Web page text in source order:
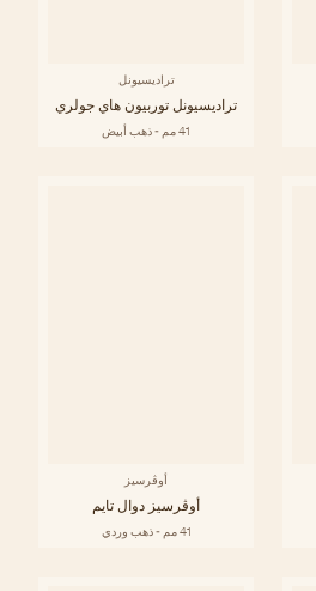
تراديسيونل
تراديسيونل توربيون هاي جولري
41 مم - ذهب أبيض
أوڤرسيز
أوڤرسيز دوال تايم
41 مم - ذهب وردي